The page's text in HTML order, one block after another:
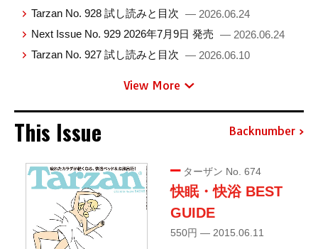
Tarzan No. 928 試し読みと目次 — 2026.06.24
Next Issue No. 929 2026年7月9日 発売 — 2026.06.24
Tarzan No. 927 試し読みと目次 — 2026.06.10
View More
This Issue Backnumber
ターザン No. 674
快眠・快浴 BEST
GUIDE
550円 — 2015.06.11